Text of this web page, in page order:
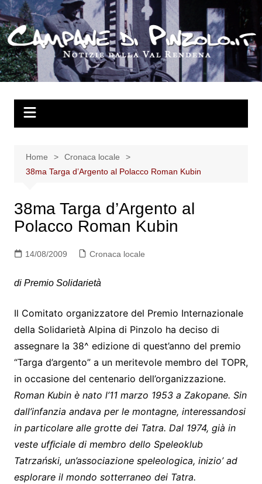
Salta
al
contenuto
Home
Cronaca locale
38ma Targa d’Argento al Polacco Roman Kubin
38ma Targa d’Argento al
Polacco Roman Kubin
14/08/2009 Cronaca locale
di Premio Solidarietà
Il Comitato organizzatore del Premio Internazionale
della Solidarietà Alpina di Pinzolo ha deciso di
assegnare la 38^ edizione di quest’anno del premio
“Targa d’argento” a un meritevole membro del TOPR,
in occasione del centenario dell’organizzazione.
Roman Kubin è nato l’11 marzo 1953 a Zakopane. Sin
dall’infanzia andava per le montagne, interessandosi
in particolare alle grotte dei Tatra. Dal 1974, già in
veste ufﬁciale di membro dello Speleoklub
Tatrzański, un’associazione speleologica, inizio’ ad
esplorare il mondo sotterraneo dei Tatra.